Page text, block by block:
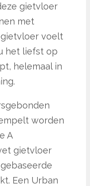
gietvloer
met
voelt
het liefst op
helemaal in
worden
A
gietvloer
Een Urban